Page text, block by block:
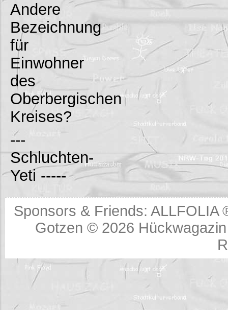
Andere
Bezeichnung
für
Einwohner
des
Oberbergischen
Kreises?
---
Schluchten-
Yeti -----
Sponsors & Friends:ALLFOLIA
Gotzen © 2026